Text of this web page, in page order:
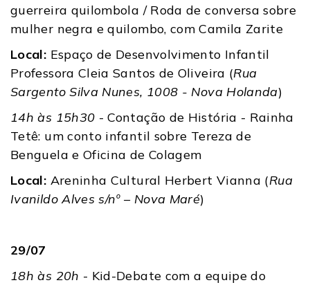
guerreira quilombola / Roda de conversa sobre
mulher negra e quilombo, com Camila Zarite
Local: Espaço de Desenvolvimento Infantil
Professora Cleia Santos de Oliveira (Rua
Sargento Silva Nunes, 1008 - Nova Holanda)
14h às 15h30 - Contação de História - Rainha
Tetê: um conto infantil sobre Tereza de
Benguela e Oficina de Colagem
Local: Areninha Cultural Herbert Vianna (Rua
Ivanildo Alves s/nº – Nova Maré)
29/07
18h às 20h - Kid-Debate com a equipe do